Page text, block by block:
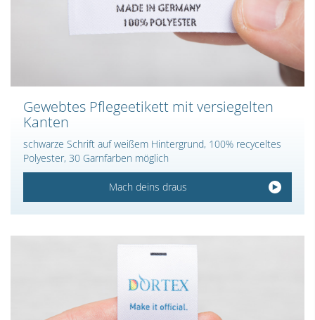
Gewebtes Pflegeetikett mit versiegelten
Kanten
schwarze Schrift auf weißem Hintergrund, 100% recyceltes
Polyester, 30 Garnfarben möglich
Mach deins draus